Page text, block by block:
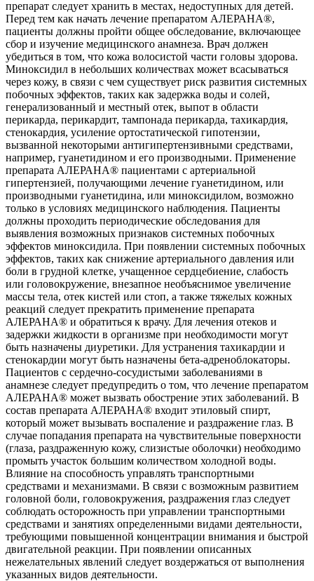
препарат следует хранить в местах, недоступных для детей.
Перед тем как начать лечение препаратом АЛЕРАНА®,
пациенты должны пройти общее обследование, включающее
сбор и изучение медицинского анамнеза. Врач должен
убедиться в том, что кожа волосистой части головы здорова.
Миноксидил в небольших количествах может всасываться
через кожу, в связи с чем существует риск развития системных
побочных эффектов, таких как задержка воды и солей,
генерализованный и местный отек, выпот в области
перикарда, перикардит, тампонада перикарда, тахикардия,
стенокардия, усиление ортостатической гипотензии,
вызванной некоторыми антигипертензивными средствами,
например, гуанетидином и его производными. Применение
препарата АЛЕРАНА® пациентами с артериальной
гипертензией, получающими лечение гуанетидином, или
производными гуанетидина, или миноксидилом, возможно
только в условиях медицинского наблюдения. Пациенты
должны проходить периодические обследования для
выявления возможных признаков системных побочных
эффектов миноксидила. При появлении системных побочных
эффектов, таких как снижение артериального давления или
боли в грудной клетке, учащенное сердцебиение, слабость
или головокружение, внезапное необъяснимое увеличение
массы тела, отек кистей или стоп, а также тяжелых кожных
реакций следует прекратить применение препарата
АЛЕРАНА® и обратиться к врачу. Для лечения отеков и
задержки жидкости в организме при необходимости могут
быть назначены диуретики. Для устранения тахикардии и
стенокардии могут быть назначены бета-адреноблокаторы.
Пациентов с сердечно-сосудистыми заболеваниями в
анамнезе следует предупредить о том, что лечение препаратом
АЛЕРАНА® может вызвать обострение этих заболеваний. В
состав препарата АЛЕРАНА® входит этиловый спирт,
который может вызывать воспаление и раздражение глаз. В
случае попадания препарата на чувствительные поверхности
(глаза, раздраженную кожу, слизистые оболочки) необходимо
промыть участок большим количеством холодной воды.
Влияние на способность управлять транспортными
средствами и механизмами. В связи с возможным развитием
головной боли, головокружения, раздражения глаз следует
соблюдать осторожность при управлении транспортными
средствами и занятиях определенными видами деятельности,
требующими повышенной концентрации внимания и быстрой
двигательной реакции. При появлении описанных
нежелательных явлений следует воздержаться от выполнения
указанных видов деятельности.